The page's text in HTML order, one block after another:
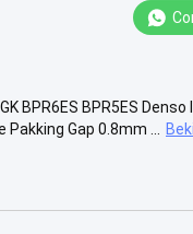
BPR6ES BPR5ES
Gap 0.8mm ...